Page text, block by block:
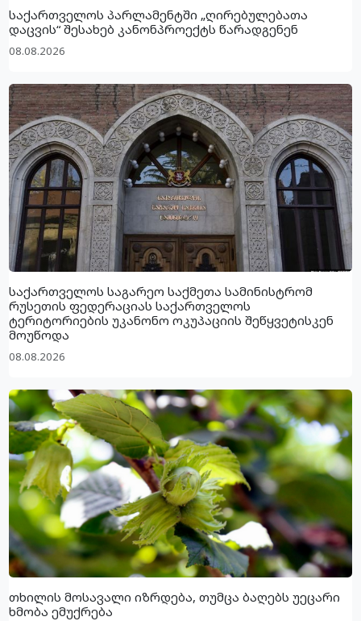
საქართველოს პარლამენტში „ღირებულებათა
დაცვის“ შესახებ კანონპროექტს წარადგენენ
08.08.2026
საქართველოს საგარეო საქმეთა სამინისტრომ
რუსეთის ფედერაციას საქართველოს
ტერიტორიების უკანონო ოკუპაციის შეწყვეტისკენ
მოუწოდა
08.08.2026
თხილის მოსავალი იზრდება, თუმცა ბაღებს უეცარი
ხმობა ემუქრება